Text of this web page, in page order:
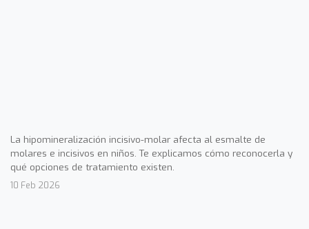
La hipomineralización incisivo-molar afecta al esmalte de
molares e incisivos en niños. Te explicamos cómo reconocerla y
qué opciones de tratamiento existen.
10 Feb 2026